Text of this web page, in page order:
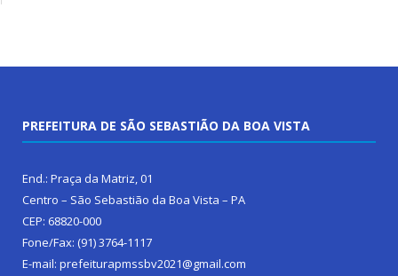
PREFEITURA DE SÃO SEBASTIÃO DA BOA VISTA
End.: Praça da Matriz, 01
Centro – São Sebastião da Boa Vista – PA
CEP: 68820-000
Fone/Fax: (91) 3764-1117
E-mail: prefeiturapmssbv2021@gmail.com